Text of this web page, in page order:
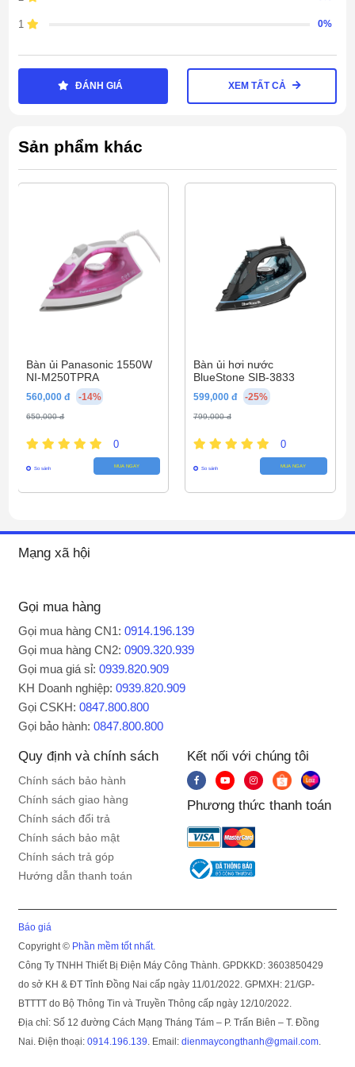
Thông số kỹ thuật
Địa điểm bảo hành: Bảo hành chính hãng
Công suất :
Màu sắc:
Nhà sản xuất Sunhouse
Model SHD2067
Dung tích bình nước: 190ml
Điều chỉnh hơi nước: Có
1 0%
ĐÁNH GIÁ XEM TẤT CẢ
Sản phẩm khác
Bàn ủi Panasonic 1550W
NI-M250TPRA
560,000 đ -14%
650,000 đ
0
So sánh MUA NGAY
Bàn ủi hơi nước
BlueStone SIB-3833
599,000 đ -25%
799,000 đ
0
So sánh MUA NGAY
Kết nối với chúng tôi
Phương thức thanh toán
Gọi mua hàng
Gọi mua hàng CN1:0914.196.139
Gọi mua hàng CN2:0909.320.939
Gọi mua giá sỉ:0939.820.909
KH Doanh nghiệp:0939.820.909
Gọi CSKH:0847.800.800
Gọi bảo hành:0847.800.800
Quy định và chính sách
Chính sách bảo hành
Chính sách giao hàng
Chính sách đổi trả
Chính sách bảo mật
Chính sách trả góp
Hướng dẫn thanh toán
Mạng xã hội
Báo giá
Copyright © Phần mềm tốt nhất.
Công Ty TNHH Thiết Bị Điện Máy Công Thành. GPDKKD: 3603850429
do sở KH & ĐT Tỉnh Đồng Nai cấp ngày 11/01/2022. GPMXH: 21/GP-
BTTTT do Bộ Thông Tin và Truyền Thông cấp ngày 12/10/2022.
Địa chỉ: Số 12 đường Cách Mạng Tháng Tám – P. Trấn Biên – T. Đồng
Nai. Điện thoại:0914.196.139. Email:dienmaycongthanh@gmail.com.